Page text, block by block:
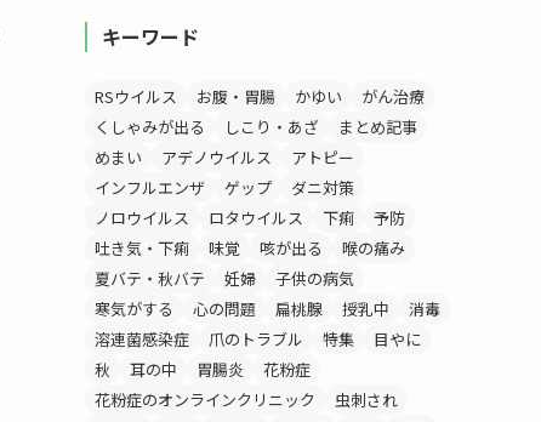
キーワード
RSウイルス お腹・胃腸 かゆい
がん治療
くしゃみが出る
しこり・あざ
まとめ記事
めまい
アデノウイルス
アトピー
インフルエンザ
ゲップ
ダニ対策
ノロウイルス
ロタウイルス 下痢
予防
吐き気・下痢
味覚 咳が出る
喉の痛み
夏バテ・秋バテ
妊婦
子供の病気
寒気がする
心の問題 扁桃腺 授乳中
消毒
溶連菌感染症
爪のトラブル 特集
目やに
秋
耳の中 胃腸炎
花粉症
花粉症のオンラインクリニック
虫刺され